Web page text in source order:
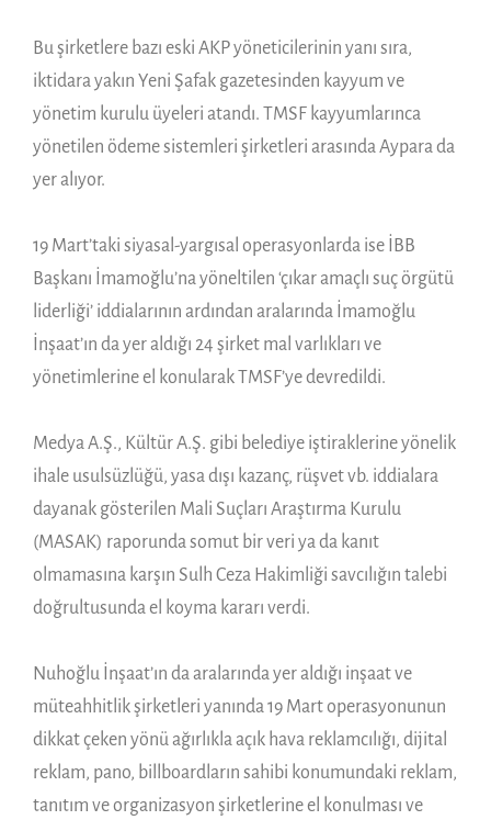
Bu şirketlere bazı eski AKP yöneticilerinin yanı sıra,
iktidara yakın Yeni Şafak gazetesinden kayyum ve
yönetim kurulu üyeleri atandı. TMSF kayyumlarınca
yönetilen ödeme sistemleri şirketleri arasında Aypara da
yer alıyor.
19 Mart’taki siyasal-yargısal operasyonlarda ise İBB
Başkanı İmamoğlu’na yöneltilen ‘çıkar amaçlı suç örgütü
liderliği’ iddialarının ardından aralarında İmamoğlu
İnşaat’ın da yer aldığı 24 şirket mal varlıkları ve
yönetimlerine el konularak TMSF’ye devredildi.
Medya A.Ş., Kültür A.Ş. gibi belediye iştiraklerine yönelik
ihale usulsüzlüğü, yasa dışı kazanç, rüşvet vb. iddialara
dayanak gösterilen Mali Suçları Araştırma Kurulu
(MASAK) raporunda somut bir veri ya da kanıt
olmamasına karşın Sulh Ceza Hakimliği savcılığın talebi
doğrultusunda el koyma kararı verdi.
Nuhoğlu İnşaat’ın da aralarında yer aldığı inşaat ve
müteahhitlik şirketleri yanında 19 Mart operasyonunun
dikkat çeken yönü ağırlıkla açık hava reklamcılığı, dijital
reklam, pano, billboardların sahibi konumundaki reklam,
tanıtım ve organizasyon şirketlerine el konulması ve